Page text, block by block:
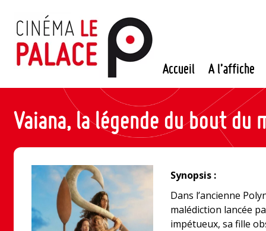
contenu
Accueil A l’affiche
Vaiana, la légende du bout du
Synopsis :
Dans l’ancienne
malédiction lancée
impétueux, sa fille